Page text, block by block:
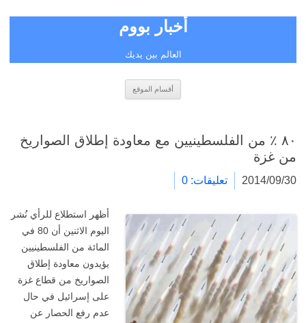
أخبار بووم
العالم بين يديك
أقسام الموقع
٨٠ ٪ من الفلسطينيين مع معاودة إطلاق الصواريخ
من غزة
2014/09/30 تعليقات: 0
أظهر استطلاع للرأي نُشر
اليوم الاثنين أن 80 في
المائة من الفلسطينيين
يؤيدون معاودة إطلاق
الصواريخ من قطاع غزة
على إسرائيل في حال
عدم رفع الحصار عن